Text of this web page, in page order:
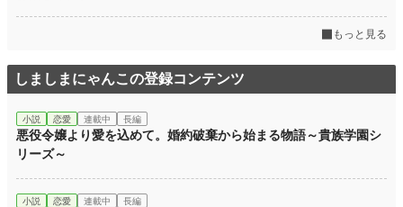
もっと見る
しましまにゃんこの登録コンテンツ
小説 恋愛 連載中 長編
悪役令嬢より愛を込めて。婚約破棄から始まる物語～貴族学園シ
リーズ～
小説 恋愛 連載中 長編